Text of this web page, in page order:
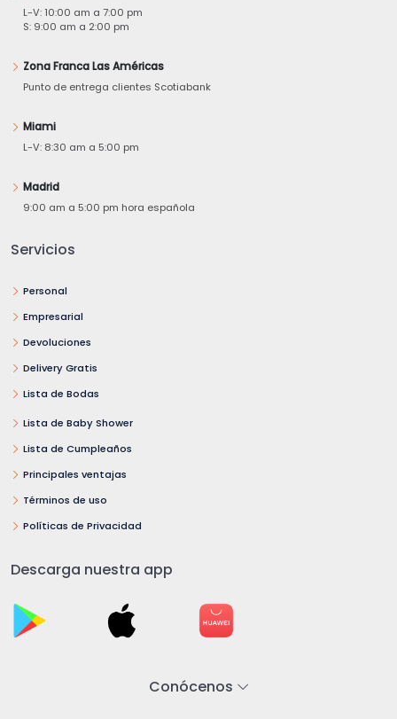
L-V: 10:00 am a 7:00 pm
S: 9:00 am a 2:00 pm
Zona Franca Las Américas
Punto de entrega clientes Scotiabank
Miami
L-V: 8:30 am a 5:00 pm
Madrid
9:00 am a 5:00 pm hora española
Servicios
Personal
Empresarial
Devoluciones
Delivery Gratis
Lista de Bodas
Lista de Baby Shower
Lista de Cumpleaños
Principales ventajas
Términos de uso
Políticas de Privacidad
Descarga nuestra app
Conócenos